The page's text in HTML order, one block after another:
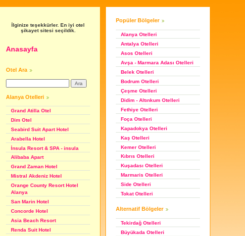
İlginize teşekkürler. En iyi otel
şikayet sitesi seçildik.
Anasayfa
Otel Ara
Alanya Otelleri
Grand Atilla Otel
Dim Otel
Seabird Suit Apart Hotel
Arabella Hotel
İnsula Resort & SPA - insula
Alibaba Apart
Grand Zaman Hotel
Mistral Akdeniz Hotel
Orange County Resort Hotel
Alanya
San Marin Hotel
Concorde Hotel
Asia Beach Resort
Renda Suit Hotel
Popüler Bölgeler
Alanya Otelleri
Antalya Otelleri
Asos Otelleri
Avşa - Marmara Adası Otelleri
Belek Otelleri
Bodrum Otelleri
Çeşme Otelleri
Didim - Altınkum Otelleri
Fethiye Otelleri
Foça Otelleri
Kapadokya Otelleri
Kaş Otelleri
Kemer Otelleri
Kıbrıs Otelleri
Kuşadası Otelleri
Marmaris Otelleri
Side Otelleri
Tokat Otelleri
Alternatif Bölgeler
Tekirdağ Otelleri
Büyükada Otelleri